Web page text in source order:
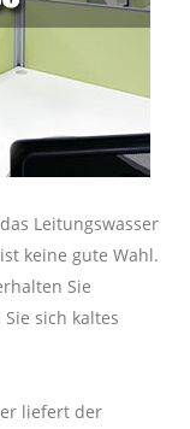
Leitungswasser
keine gute Wahl.
Sie
sich kaltes
liefert der